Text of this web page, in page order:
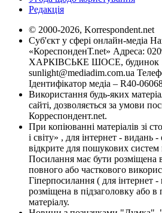
Редакція
© 2000-2026, Korrespondent.net
Суб'єкт у сфері онлайн-медіа
«КореспонденТ.net» Адреса:
ХАРКІВСЬКЕ ШОСЕ, будинок
sunlight@mediadim.com.ua
Ідентифікатор медіа – R40-
Використання будь-яких
сайті, дозволяється за умови
Корреспондент.net.
При копіюванні матеріалів зі
і світу» , для інтернет - видань
відкрите для пошукових систем
Посилання має бути розміщена
повного або часткового
Гіперпосилання ( для інтернет
розміщена в підзаголовку або в
матеріалу.